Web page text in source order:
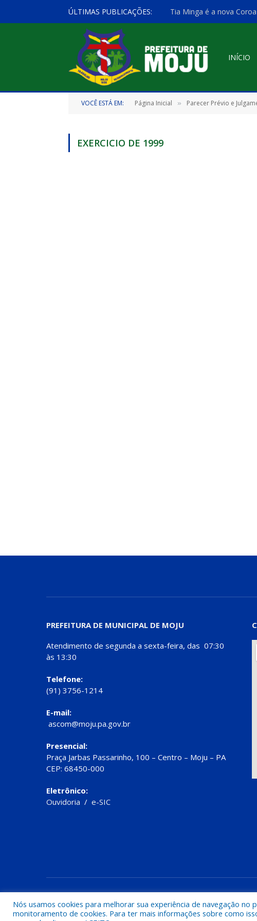
ÚLTIMAS PUBLICAÇÕES: Tia Minga é a nova
INÍCIO
VOCÊ ESTÁ EM: Página Inicial » Parecer Prévio e
EXERCICIO DE 1999
PREFEITURA DE MUNICIPAL DE MOJU
Atendimento de segunda a sexta-feira, das 07:30
às 13:30
Telefone:
(91) 3756-1214
E-mail:
ascom@moju.pa.gov.br
Presencial:
Praça Jarbas Passarinho, 100 – Centro – Moju – PA
CEP: 68450-000
Eletrônico:
Ouvidoria / e-SIC
Nós usamos cookies para melhorar sua experiência de navegação
monitoramento de cookies. Para ter mais informações sobre como